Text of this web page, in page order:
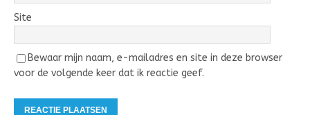
Site
Bewaar mijn naam, e-mailadres en site in deze browser
voor de volgende keer dat ik reactie geef.